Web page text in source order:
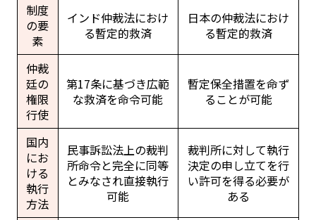
制度
の要
素
インド仲裁法におけ
る暫定的救済
日本の仲裁法におけ
る暫定的救済
仲裁
廷の
権限
行使
第17条に基づき広範
な救済を命令可能
暫定保全措置を命ず
ることが可能
国内
にお
ける
執行
方法
民事訴訟法上の裁判
所命令と完全に同等
とみなされ直接執行
可能
裁判所に対して執行
決定の申し立てを行
い許可を得る必要が
ある